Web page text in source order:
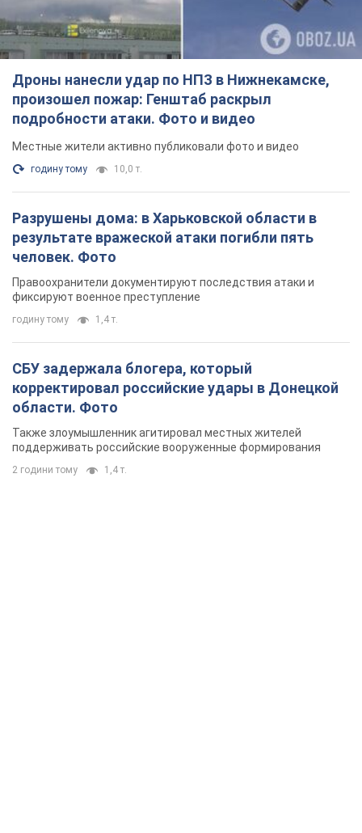
Дроны нанесли удар по НПЗ в Нижнекамске,
произошел пожар: Генштаб раскрыл
подробности атаки. Фото и видео
Местные жители активно публиковали фото и видео
годину тому 10,0 т.
Разрушены дома: в Харьковской области в
результате вражеской атаки погибли пять
человек. Фото
Правоохранители документируют последствия атаки и
фиксируют военное преступление
годину тому 1,4 т.
СБУ задержала блогера, который
корректировал российские удары в Донецкой
области. Фото
Также злоумышленник агитировал местных жителей
поддерживать российские вооруженные формирования
2 години тому 1,4 т.